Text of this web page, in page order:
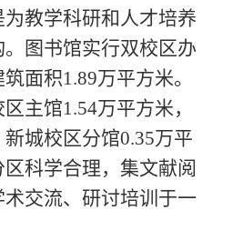
教学科研和人才培养
图书馆实行双校区办
筑面积1.89万平方米。
主馆1.54万平方米，
城校区分馆0.35万平
科学合理，集文献阅
交流、研讨培训于一